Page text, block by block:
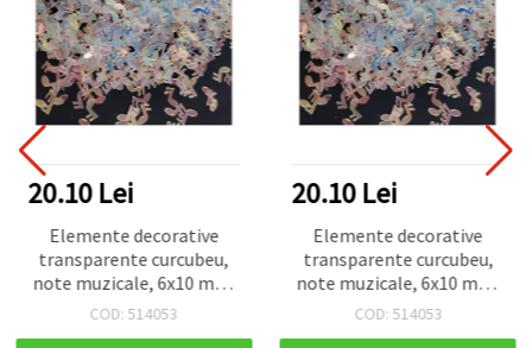
20.10 Lei
Elemente decorative
transparente curcubeu,
note muzicale, 6x10 mm,
20 g
COD: 514053
20.10 Lei
Elemente decorative
transparente curcubeu,
note muzicale, 6x10 mm,
20 g
COD: 514053